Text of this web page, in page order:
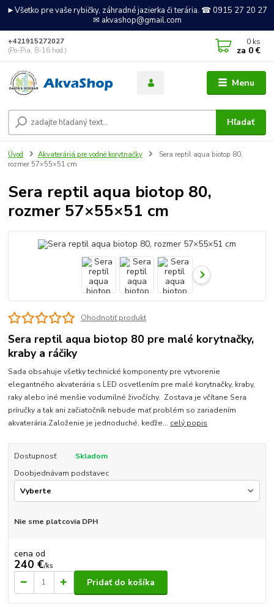
►Všetko pre vaše rybičky, záhradné jazierka či terária. ☎ 0915 27 20 27
✉ akvashop@gmail.com
Menu
Hľadať
+421915272027
(Po-Pia, 8-16 hod.)
0 ks
za 0 €
Úvod Akvateráriá pre vodné korytnačky
Sera reptil aqua biotop 80,
rozmer 57×55×51 cm
Sera reptil aqua biotop 80,
rozmer 57×55×51 cm
Ohodnotiť produkt
Sera reptil aqua biotop 80 pre malé korytnačky,
kraby a ráčiky
Sada obsahuje všetky technické komponenty pre vytvorenie
elegantného akvaterária s LED osvetlením pre malé korytnačky, kraby,
raky alebo iné menšie vodumilné živočíchy. Zostava je včítane Sera
príručky a tak ani začiatočník nebude mať problém so zariadením
akvaterária.Založenie je jednoduché, keďže... celý popis
Dostupnosť
Skladom
Doobjednávam podstavec
Nie sme platcovia DPH
cena od
240 €/ks
Pridať do košíka